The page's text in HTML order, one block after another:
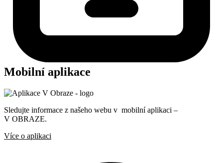
Mobilní aplikace
Sledujte informace z našeho webu v mobilní aplikaci –
V OBRAZE.
Více o aplikaci